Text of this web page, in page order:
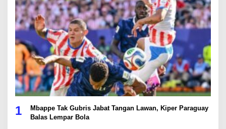
1
Mbappe Tak Gubris Jabat Tangan Lawan, Kiper Paraguay
Balas Lempar Bola